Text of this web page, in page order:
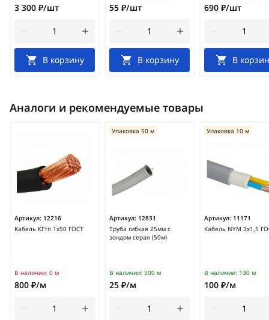
3 300 ₽/шт
В корзину
55 ₽/шт
В корзину
690 ₽/шт
В
Аналоги и рекомендуемые товары
Артикул: 12216
Кабель КГтп 1х50 ГОСТ
В наличии: 0 м
800 ₽/м
Артикул: 12831
Труба гибкая 25мм с
зондом серая (50м)
Упаковка 50 м
В наличии: 500 м
25 ₽/м
Артикул: 11171
Кабель NYM 3х1,5
Упаковка 10 м
В наличии: 130 м
100 ₽/м